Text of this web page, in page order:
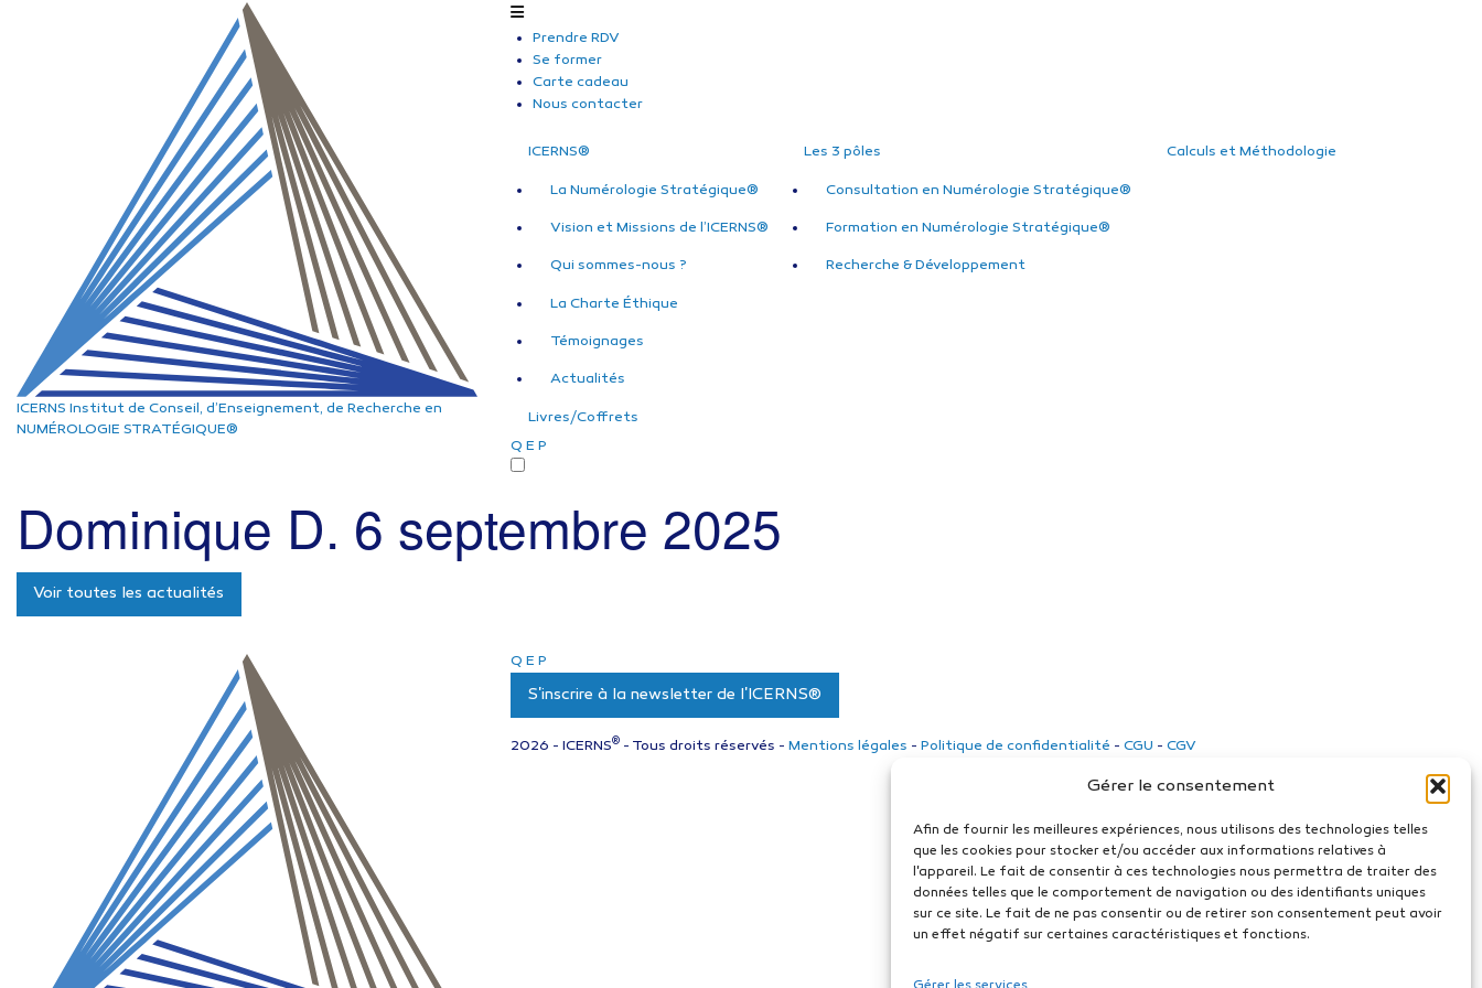
Gérer le consentement
Afin de fournir les meilleures expériences, nous utilisons des technologies telles
que les cookies pour stocker et/ou accéder aux informations relatives à
l'appareil. Le fait de consentir à ces technologies nous permettra de traiter des
données telles que le comportement de navigation ou des identifiants uniques
sur ce site. Le fait de ne pas consentir ou de retirer son consentement peut avoir
un effet négatif sur certaines caractéristiques et fonctions.
ICERNS Institut de Conseil, d’Enseignement, de Recherche en
NUMÉROLOGIE STRATÉGIQUE®
Prendre RDV
Se former
Carte cadeau
Nous contacter
ICERNS®
La Numérologie Stratégique®
Vision et Missions de l’ICERNS®
Qui sommes-nous ?
La Charte Éthique
Témoignages
Actualités
Les 3 pôles
Consultation en Numérologie Stratégique®
Formation en Numérologie Stratégique®
Recherche & Développement
Calculs et Méthodologie
Livres/Coffrets
Q E P
Dominique D. 6 septembre 2025
Voir toutes les actualités
Q E P
S'inscrire à la newsletter de l'ICERNS®
2026 - ICERNS® - Tous droits réservés - Mentions légales - Politique de confidentialité - CGU - CGV